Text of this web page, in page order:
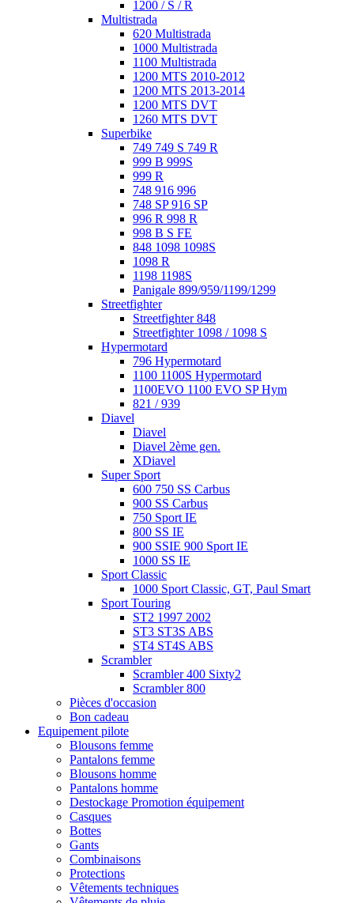
1200 / S / R
Multistrada
620 Multistrada
1000 Multistrada
1100 Multistrada
1200 MTS 2010-2012
1200 MTS 2013-2014
1200 MTS DVT
1260 MTS DVT
Superbike
749 749 S 749 R
999 B 999S
999 R
748 916 996
748 SP 916 SP
996 R 998 R
998 B S FE
848 1098 1098S
1098 R
1198 1198S
Panigale 899/959/1199/1299
Streetfighter
Streetfighter 848
Streetfighter 1098 / 1098 S
Hypermotard
796 Hypermotard
1100 1100S Hypermotard
1100EVO 1100 EVO SP Hym
821 / 939
Diavel
Diavel
Diavel 2ème gen.
XDiavel
Super Sport
600 750 SS Carbus
900 SS Carbus
750 Sport IE
800 SS IE
900 SSIE 900 Sport IE
1000 SS IE
Sport Classic
1000 Sport Classic, GT, Paul Smart
Sport Touring
ST2 1997 2002
ST3 ST3S ABS
ST4 ST4S ABS
Scrambler
Scrambler 400 Sixty2
Scrambler 800
Pièces d'occasion
Bon cadeau
Equipement pilote
Blousons femme
Pantalons femme
Blousons homme
Pantalons homme
Destockage Promotion équipement
Casques
Bottes
Gants
Combinaisons
Protections
Vêtements techniques